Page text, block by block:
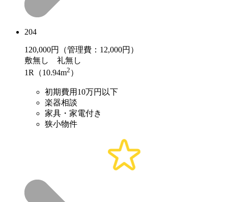
204
120,000円（管理費：12,000円）
敷無し 礼無し
1R（10.94m2 ）
初期費用10万円以下
楽器相談
家具・家電付き
狭小物件